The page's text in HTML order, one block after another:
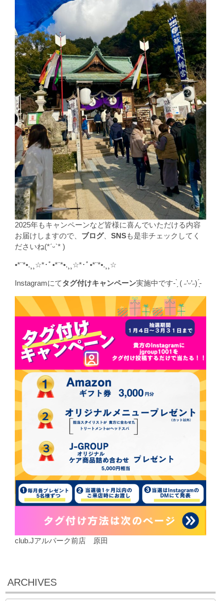
2025年もキャンペーンなど皆様に喜んでいただける内容
お届けしますので、 ブログ、SNSも是非チェックしてく
ださいね(*ˊᵕˋ* )
•*¨*•.¸¸☆*･ﾟ•*¨*•.¸¸☆*･ﾟ•*¨*•.¸¸☆
Instagramにてタグ付けキャンペーン実施中です- ̗̀ ( ˶’ᵕ’˶) ̖́-
club.Jアルパーク前店 原田
ARCHIVES